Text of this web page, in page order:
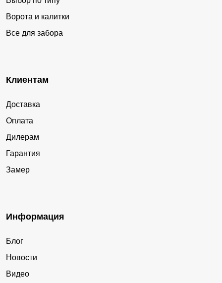
Ворота и калитки
Все для забора
Клиентам
Доставка
Оплата
Дилерам
Гарантия
Замер
Информация
Блог
Новости
Видео